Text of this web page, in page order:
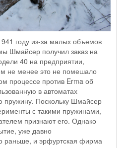
году из-за малых объемов
Шмайсер получил заказ на
40 на предприятии,
не менее это не помешало
процессе против Erma об
в автоматах
Поскольку Шмайсер
с такими пружинами,
признают его. Однако
уже давно
раньше, и эрфуртская фирма